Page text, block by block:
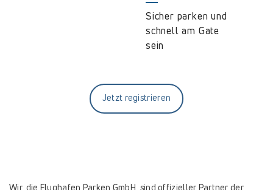
Sicher parken und
schnell am Gate
sein
Jetzt registrieren
Wir, die Flughafen Parken GmbH, sind offizieller Partner der